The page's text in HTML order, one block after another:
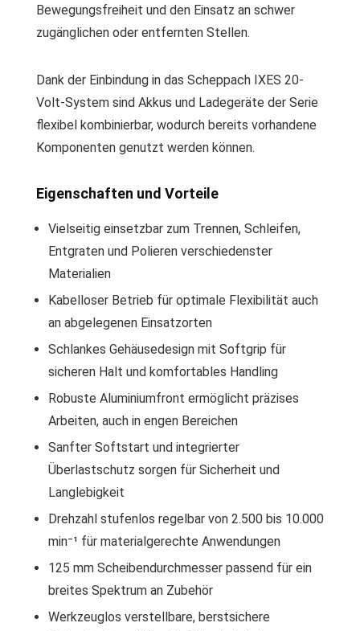
Bewegungsfreiheit und den Einsatz an schwer
zugänglichen oder entfernten Stellen.
Dank der Einbindung in das Scheppach IXES 20-
Volt-System sind Akkus und Ladegeräte der Serie
flexibel kombinierbar, wodurch bereits vorhandene
Komponenten genutzt werden können.
Eigenschaften und Vorteile
Vielseitig einsetzbar zum Trennen, Schleifen,
Entgraten und Polieren verschiedenster
Materialien
Kabelloser Betrieb für optimale Flexibilität auch
an abgelegenen Einsatzorten
Schlankes Gehäusedesign mit Softgrip für
sicheren Halt und komfortables Handling
Robuste Aluminiumfront ermöglicht präzises
Arbeiten, auch in engen Bereichen
Sanfter Softstart und integrierter
Überlastschutz sorgen für Sicherheit und
Langlebigkeit
Drehzahl stufenlos regelbar von 2.500 bis 10.000
min⁻¹ für materialgerechte Anwendungen
125 mm Scheibendurchmesser passend für ein
breites Spektrum an Zubehör
Werkzeuglos verstellbare, berstsichere